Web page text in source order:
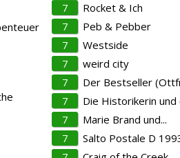
7
Rocket & Ich
7
Peb & Pebber
7
Westside
7
weird city
7
Der Bestseller
7
Die Historikerin
7
Marie Brand und...
7
Salto Postale D